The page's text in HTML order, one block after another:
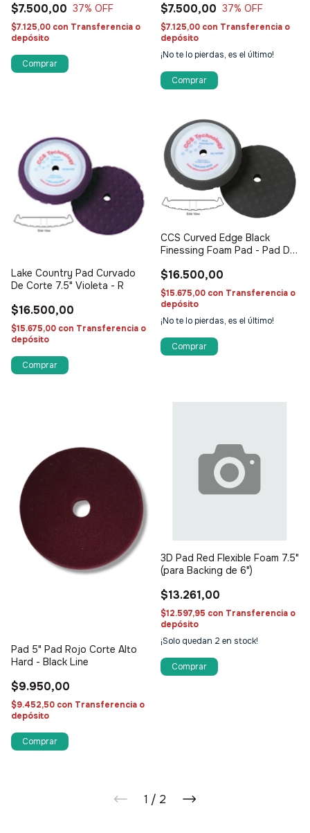
$7.500,00 37% OFF
$7.125,00 con Transferencia o
depósito
$7.500,00 37% OFF
$7.125,00 con Transferencia o
depósito
¡No te lo pierdas, es el último!
Lake Country Pad Curvado
De Corte 7.5" Violeta - R
$16.500,00
$15.675,00 con Transferencia o
depósito
CCS Curved Edge Black
Finessing Foam Pad - Pad De
Fino (Ceras) - Negro 7.5"
$16.500,00
$15.675,00 con Transferencia o
depósito
¡No te lo pierdas, es el último!
Pad 5" Pad Rojo Corte Alto
Hard - Black Line
$9.950,00
$9.452,50 con Transferencia o
depósito
3D Pad Red Flexible Foam 7.5"
(para Backing de 6")
$13.261,00
$12.597,95 con Transferencia o
depósito
¡Solo quedan 2 en stock!
1 / 2